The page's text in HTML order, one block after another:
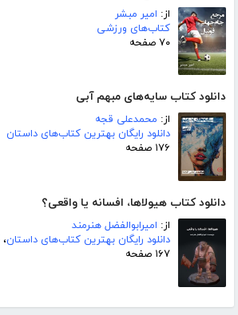
از: امیر مبشر
کتاب‌های ورزشی
۷۰ صفحه
دانلود کتاب سایه‌های مبهم آبی
از: محمدعلی قجه
دانلود رایگان بهترین کتاب‌های داستان
۱۷۶ صفحه
دانلود کتاب هیولاها، افسانه یا واقعی؟
از: امیرابوالفضل هنرمند
دانلود رایگان بهترین کتاب‌های داستان،
۱۶۷ صفحه